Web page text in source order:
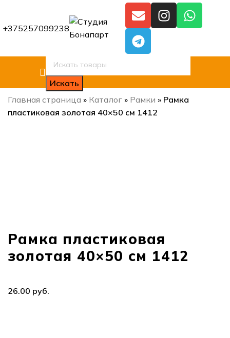
+375257099238
Искать
Главная страница » Каталог » Рамки » Рамка
пластиковая золотая 40×50 см 1412
Рамка пластиковая
золотая 40×50 см 1412
руб.